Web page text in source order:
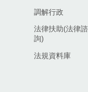
調解行政
法律扶助(法律諮
詢)
法規資料庫